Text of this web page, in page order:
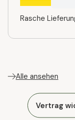
Rasche
Alle ansehen
Vertrag